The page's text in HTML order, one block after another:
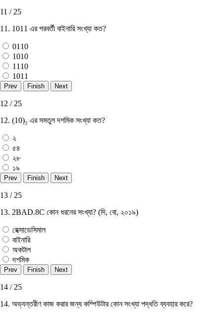
11 / 25
11. 1011 এর পরবর্তী বাইনারি সংখ্যা কত?
0110
1010
1110
1011
12 / 25
12. (10)₂ এর সমতুল দশমিক সংখ্যা কত?
২
৫৪
২৮
১৯
13 / 25
13. 2BAD.8C কোন ধরনের সংখ্যা? (দি, বাে, ২০১৯)
হেক্সাডেসিমাল
বাইনারি
অকটাল
দশমিক
14 / 25
14. অভ্যন্তরীণ কাজ করার জন্য কম্পিউটার কোন সংখ্যা পদ্ধতি ব্যবহার করে?